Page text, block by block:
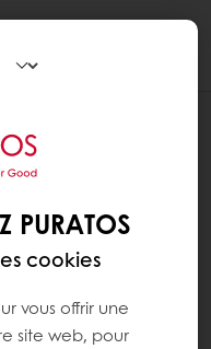
PURATOS
cookies
vous offrir une
site web, pour